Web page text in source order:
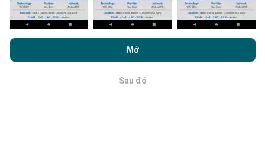
Cập nhật được thực hiện như thế nào?
Bản đồ phủ sóng mạng được bot tự động cập nhật
Mở
Sau đó
cũng như thử nghiệm nPerf của chúng
tôiThỏa thuận cấp phép người dùng cuối.
OK